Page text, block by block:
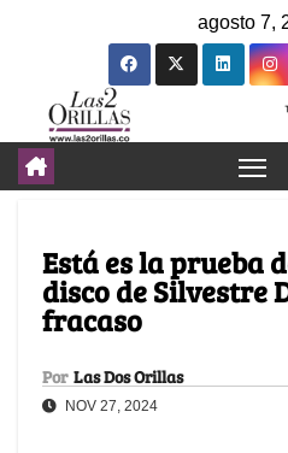
agosto 7,
Está es la prueba
disco de Silvestre
fracaso
Por Las Dos Orillas
NOV 27, 2024